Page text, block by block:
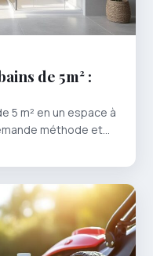
de 5m² :
5 m² en un espace à
méthode et…